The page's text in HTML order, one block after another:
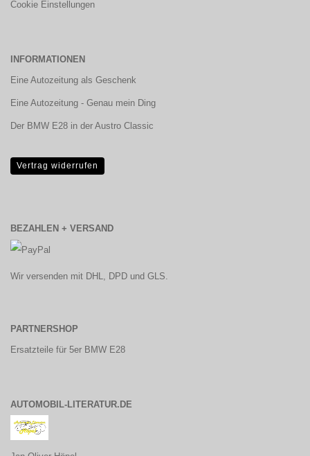
Cookie Einstellungen
INFORMATIONEN
Eine Autozeitung als Geschenk
Eine Autozeitung - Genau mein Ding
Der BMW E28 in der Austro Classic
Vertrag widerrufen
BEZAHLEN + VERSAND
Wir versenden mit DHL, DPD und GLS.
PARTNERSHOP
Ersatzteile für 5er BMW E28
AUTOMOBIL-LITERATUR.DE